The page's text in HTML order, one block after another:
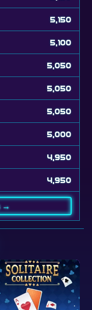
5,100
5,050
5,050
5,050
5,000
4,950
4,950
Egypt Solitaire